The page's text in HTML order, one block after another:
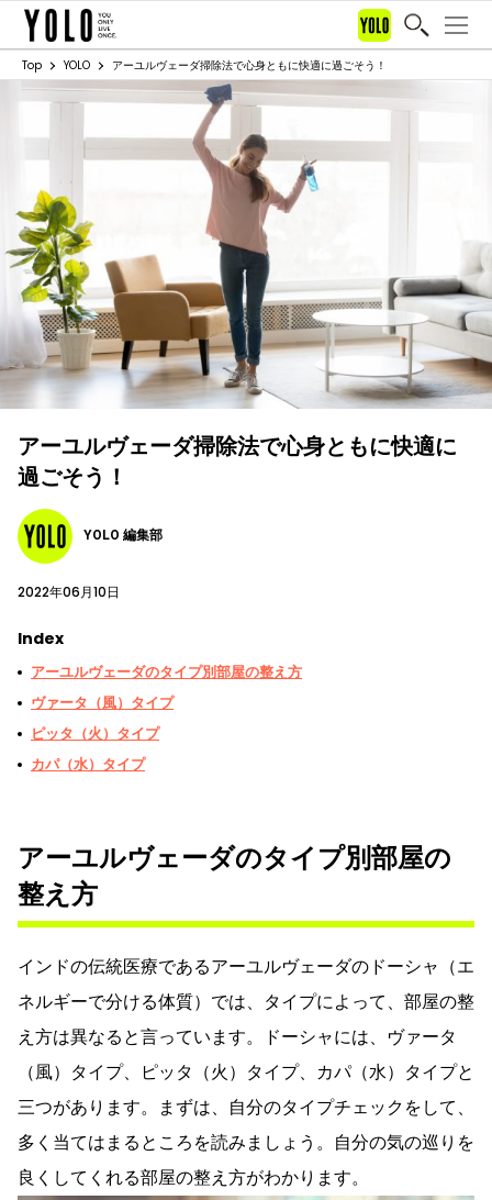
Top YOLO アーユルヴェーダ掃除法で心身ともに快適に過ごそう！
アーユルヴェーダ掃除法で心身ともに快適に
過ごそう！
YOLO 編集部
2022年06月10日
Index
アーユルヴェーダのタイプ別部屋の整え方
ヴァータ（風）タイプ
ピッタ（火）タイプ
カパ（水）タイプ
アーユルヴェーダのタイプ別部屋の
整え方
インドの伝統医療であるアーユルヴェーダのドーシャ（エ
ネルギーで分ける体質）では、タイプによって、部屋の整
え方は異なると言っています。ドーシャには、ヴァータ
（風）タイプ、ピッタ（火）タイプ、カパ（水）タイプと
三つがあります。まずは、自分のタイプチェックをして、
多く当てはまるところを読みましょう。自分の気の巡りを
良くしてくれる部屋の整え方がわかります。